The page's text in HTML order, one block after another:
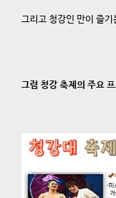
그리고 청강인 만이 즐
그럼 청강 축제의 주요